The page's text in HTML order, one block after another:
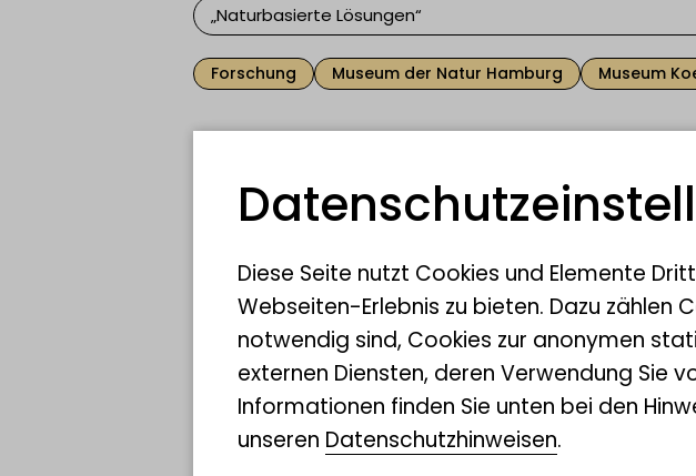
„Naturbasierte Lösungen“
Forschung Museum der Natur Hamburg Museum
biologischen Vielfalt (CBD COP15) in
deutscher Wissenschafts- und
seiner heute veröffentlichten „
Wirtschaften gegen die Natur zu
in ihrem Positionspapier Forderungen
Europäische Union für ein Gelingen
machen sie konkrete Vorschläge, um
Diese Seite nutzt Cookies und Elemente
Webseiten-Erlebnis zu bieten. Dazu zählen
notwendig sind, Cookies zur anonymen
externen Diensten, deren Verwendung Sie
Informationen finden Sie unten bei den
unseren Datenschutzhinweisen.